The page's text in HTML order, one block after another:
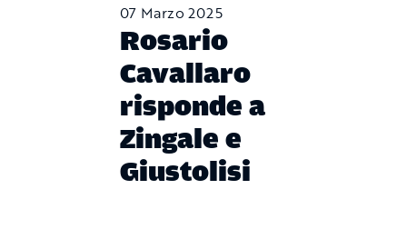
07 Marzo 2025
Rosario
Cavallaro
risponde a
Zingale e
Giustolisi